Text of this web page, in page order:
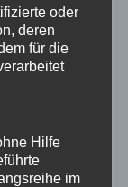
oder
deren
für die
Hilfe
im